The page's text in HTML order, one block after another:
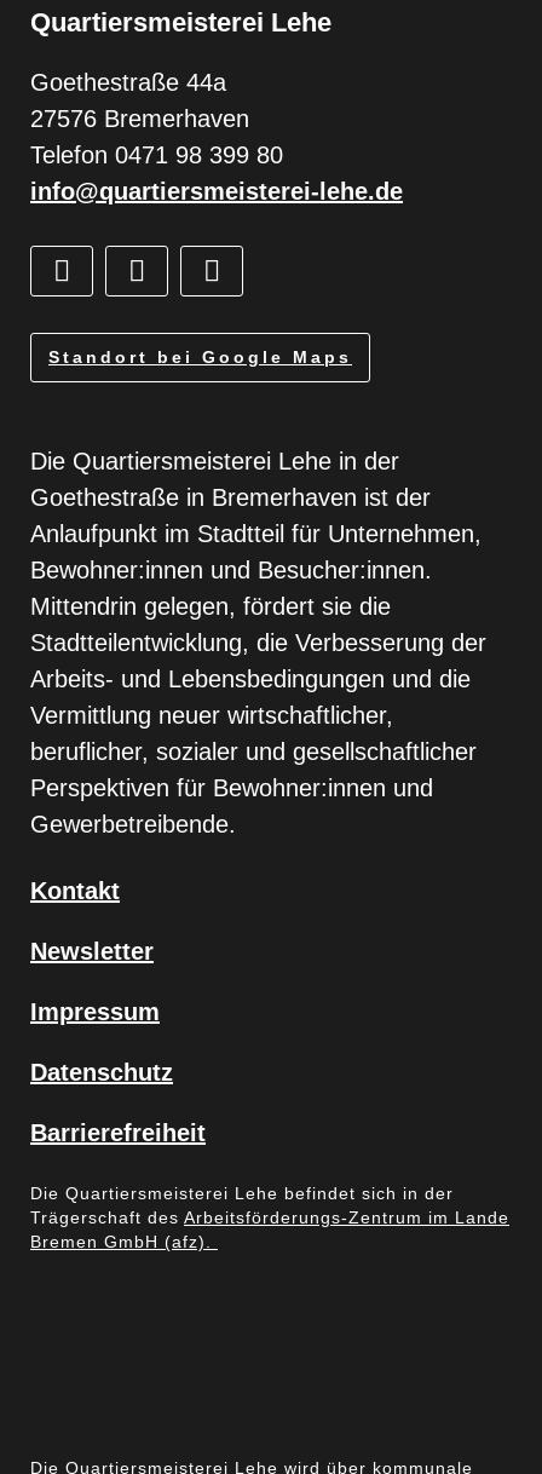
Quartiersmeisterei Lehe
Goethestraße 44a
27576 Bremerhaven
Telefon 0471 98 399 80
info@quartiersmeisterei-lehe.de
Standort bei Google Maps
Die Quartiersmeisterei Lehe in der
Goethestraße in Bremerhaven ist der
Anlaufpunkt im Stadtteil für Unternehmen,
Bewohner:innen und Besucher:innen.
Mittendrin gelegen, fördert sie die
Stadtteilentwicklung, die Verbesserung der
Arbeits- und Lebensbedingungen und die
Vermittlung neuer wirtschaftlicher,
beruflicher, sozialer und gesellschaftlicher
Perspektiven für Bewohner:innen und
Gewerbetreibende.
Kontakt
Newsletter
Impressum
Datenschutz
Barrierefreiheit
Die Quartiersmeisterei Lehe befindet sich in der
Trägerschaft des Arbeitsförderungs-Zentrum im Lande
Bremen GmbH (afz).
Die Quartiersmeisterei Lehe wird über kommunale